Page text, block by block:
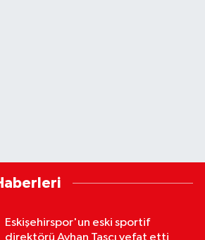
Eskişehirspor'un eski sportif
direktörü Ayhan Taşçı vefat etti